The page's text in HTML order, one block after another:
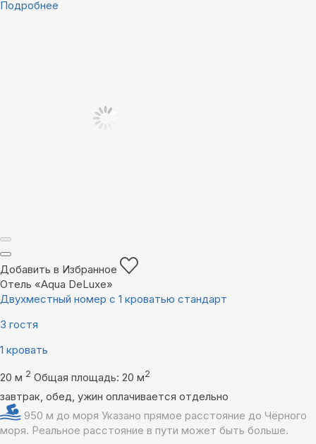
Подробнее
Добавить в Избранное
Отель «Aqua DeLuxe»
Двухместный номер с 1 кроватью стандарт
3 гостя
1 кровать
20 м 2 Общая площадь: 20 м2
завтрак, обед, ужин оплачивается отдельно
950 м до моря Указано прямое расстояние до Чёрного
моря. Реальное расстояние в пути может быть больше.